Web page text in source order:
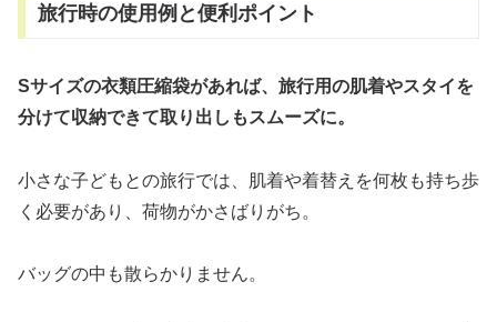
旅行時の使用例と便利ポイント
Sサイズの衣類圧縮袋があれば、旅行用の肌着やスタイを
分けて収納できて取り出しもスムーズに。
小さな子どもとの旅行では、肌着や着替えを何枚も持ち歩
く必要があり、荷物がかさばりがち。
バッグの中も散らかりません。